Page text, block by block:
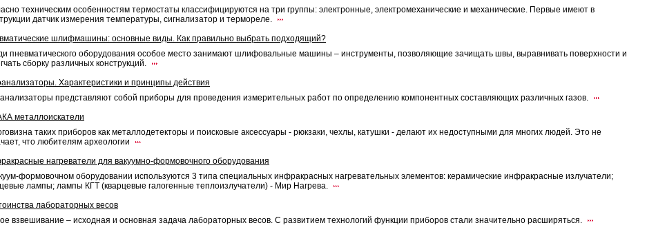
техническим особенностям термостаты классифицируются на три группы: электронные, электромеханические и механические. Первые имеют в
датчик измерения температуры, сигнализатор и термореле.
шлифмашины: основные виды. Как правильно выбрать подходящий?
пневматического оборудования особое место занимают шлифовальные машины – инструменты, позволяющие зачищать швы, выравнивать поверхности и
сборку различных конструкций.
Характеристики и принципы действия
представляют собой приборы для проведения измерительных работ по определению компонентных составляющих различных газов.
металлоискатели
таких приборов как металлодетекторы и поисковые аксессуары - рюкзаки, чехлы, катушки - делают их недоступными для многих людей. Это не
что любителям археологии
нагреватели для вакуумно-формовочного оборудования
формовочном оборудовании используются 3 типа специальных инфракрасных нагревательных элементов: керамические инфракрасные излучатели;
лампы; лампы КГТ (кварцевые галогенные теплоизлучатели) - Мир Нагрева.
лабораторных весов
взвешивание – исходная и основная задача лабораторных весов. С развитием технологий функции приборов стали значительно расширяться.